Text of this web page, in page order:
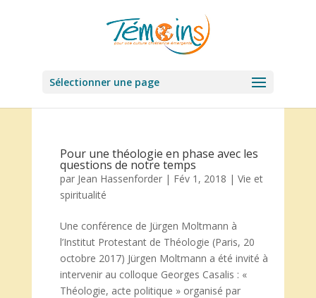
Sélectionner une page
Pour une théologie en phase avec les
questions de notre temps
par Jean Hassenforder| Fév 1, 2018 | Vie et
spiritualité
Une conférence de Jürgen Moltmann à
l’Institut Protestant de Théologie (Paris, 20
octobre 2017) Jürgen Moltmann a été invité à
intervenir au colloque Georges Casalis : «
Théologie, acte politique » organisé par